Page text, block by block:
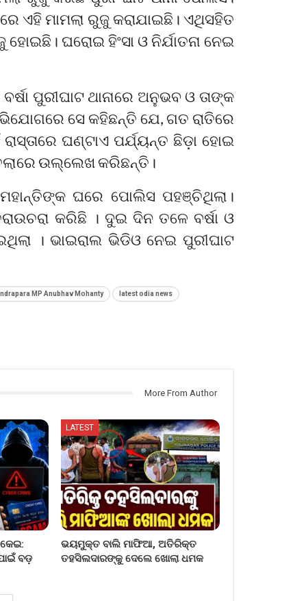
ଏହି ମାମଲା ରୁଜୁ କରାଯାଇଛି। ଏଥିସହିତ
ଘରୋଇ ହିଂସା ଓ ନିର୍ଯାତନା ନେଇ
ପୁରୀଘାଟ ଥାନାରେ ଅନୁଭବ ଓ ତାଙ୍କ
ସେ କହିଛନ୍ତି ଯେ, ଗତ ରାତିରେ
ଘଣ୍ଟାଏ ପର୍ଯ୍ୟନ୍ତ ଛିଡ଼ା ହୋଇ
ଉଲ୍ଲେଖ କରିଛନ୍ତି।
ଘରେ ପୋଲିସ ପହଞ୍ଚିଥିଲା।
କରିଛି । ଦୁଇ ଦିନ ତଳେ ବର୍ଷା ଓ
। ଭାଇରାଲ ଭିଡିଓ ନେଇ ପୁରୀଘାଟ
MP Anubhav Mohanty latest odia news
More From Author
ବଡ଼
LATEST
ଭୟମୁକ୍ତ ବାଲି ମାଫିଆ, ଅତିରିକ୍ତ
ତହସିଲଦାରଙ୍କୁ ଦେଲେ ଖୋଲା ଧମକ